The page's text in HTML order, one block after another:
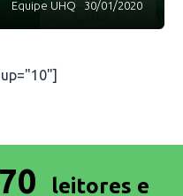
Equipe UHQ 30/01/2020
leitores e